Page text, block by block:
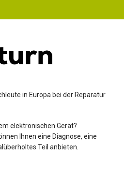
in Europa bei der Reparatur
elektronischen Gerät?
Ihnen eine Diagnose, eine
Teil anbieten.